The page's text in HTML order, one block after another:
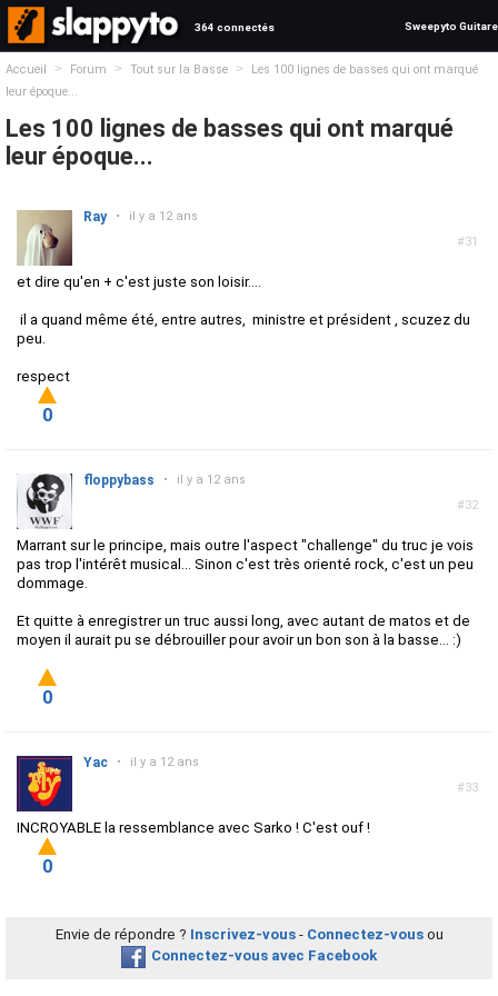
364 connectés Sweepyto Guitare
Accueil > Forum > Tout sur la Basse >
Les 100 lignes de basses qui ont marqué
leur époque...
Les 100 lignes de basses qui ont marqué
leur époque...
#31
Ray • il y a 12 ans
et dire qu'en + c'est juste son loisir....
il a quand même été, entre autres, ministre et président , scuzez du
peu.
respect
0
#32
floppybass • il y a 12 ans
Marrant sur le principe, mais outre l'aspect "challenge" du truc je vois
pas trop l'intérêt musical... Sinon c'est très orienté rock, c'est un peu
dommage.
Et quitte à enregistrer un truc aussi long, avec autant de matos et de
moyen il aurait pu se débrouiller pour avoir un bon son à la basse... :)
0
#33
Yac • il y a 12 ans
INCROYABLE la ressemblance avec Sarko ! C'est ouf !
0
Envie de répondre ? Inscrivez-vous- Connectez-vousou
Connectez-vous avec Facebook